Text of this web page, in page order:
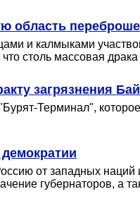
область
и калмыками
столь массовая
загрязнения
Терминал",
от западных
губернаторов, а